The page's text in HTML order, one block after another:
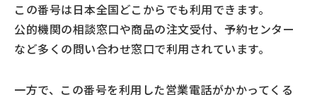
あやしいと感じたら一度切って家族や警察に相談す
る
迷惑電話の着信を防ぐ方法
この番号は日本全国どこからでも利用できます。
公的機関の相談窓口や商品の注文受付、予約センター
など多くの問い合わせ窓口で利用されています。
一方で、この番号を利用した営業電話がかかってくる